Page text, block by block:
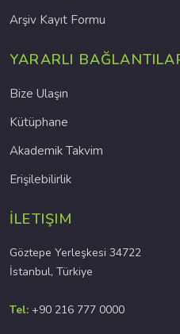
Arşiv Kayıt Formu
YARARLI
Bize Ulaşın
Kütüphane
Akademik Takvim
Erişilebilirlik
İLETIŞIM
Göztepe Yerleşkesi 34722
İstanbul, Türkiye
Tel: +90 216 777 0000